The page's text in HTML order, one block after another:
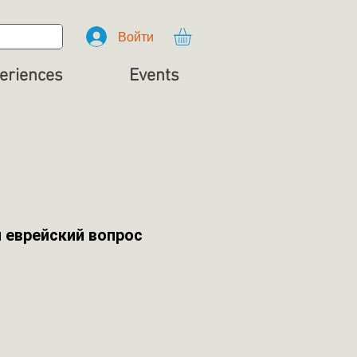
Войти
Events
вопрос